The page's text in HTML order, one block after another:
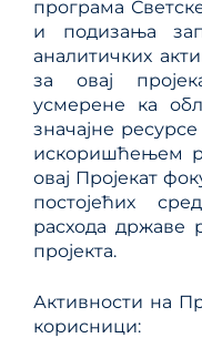
програма
и подизања
аналитичких
за овај
усмерене ка
значајне
искоришћењем
овај Пројекат
постојећих
расхода државе
пројекта.
Активности на
корисници: